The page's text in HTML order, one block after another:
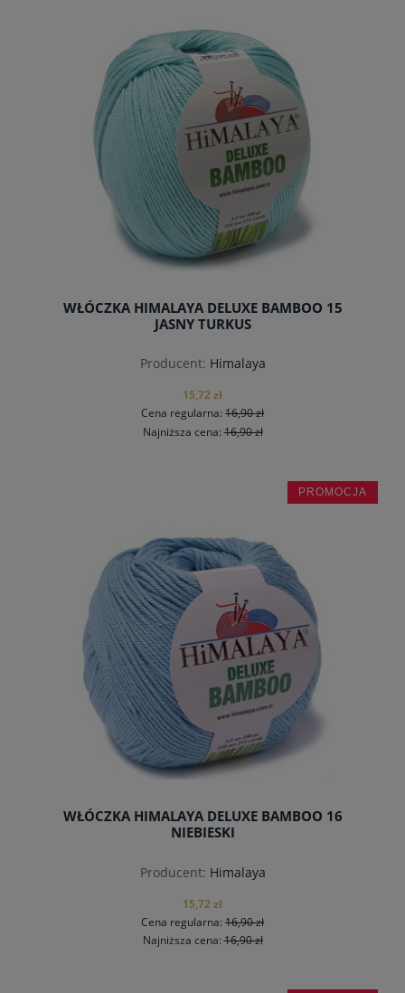
do koszyka
WŁÓCZKA HIMALAYA DELUXE BAMBOO 15
JASNY TURKUS
Producent: Himalaya
15,72 zł
Cena regularna: 16,90 zł
Najniższa cena:16,90 zł
do koszyka
WŁÓCZKA HIMALAYA DELUXE BAMBOO 16
NIEBIESKI
Producent: Himalaya
15,72 zł
Cena regularna: 16,90 zł
Najniższa cena:16,90 zł
PROMOCJA